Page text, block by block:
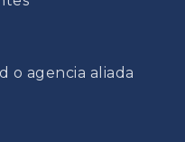
o agencia aliada